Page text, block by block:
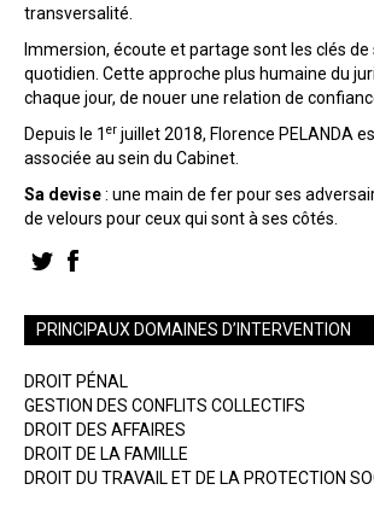
transversalité.
Immersion, écoute et partage sont les clés de
quotidien. Cette approche plus humaine du
chaque jour, de nouer une relation de
Depuis le 1 er juillet 2018, Florence PELANDA
associée au sein du Cabinet.
Sa devise: une main de fer pour ses
de velours pour ceux qui sont à ses côtés.
PRINCIPAUX DOMAINES D’INTERVENTION
DROIT PÉNAL
GESTION DES CONFLITS COLLECTIFS
DROIT DES AFFAIRES
DROIT DE LA FAMILLE
DROIT DU TRAVAIL ET DE LA PROTECTION